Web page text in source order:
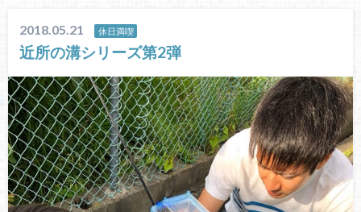
2018.05.21 休日満喫
近所の溝シリーズ第2弾